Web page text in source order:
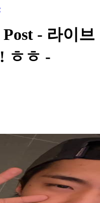
- 라이브
ㅎㅎ -